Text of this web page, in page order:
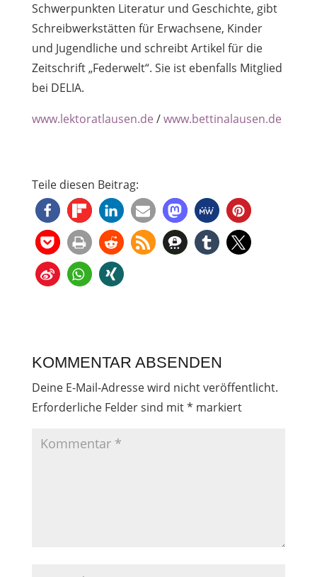
Schwerpunkten Literatur und Geschichte, gibt
Schreibwerkstätten für Erwachsene, Kinder
und Jugendliche und schreibt Artikel für die
Zeitschrift „Federwelt“. Sie ist ebenfalls Mitglied
bei DELIA.
www.lektoratlausen.de /www.bettinalausen.de
Teile diesen Beitrag:
KOMMENTAR ABSENDEN
Deine E-Mail-Adresse wird nicht veröffentlicht.
Erforderliche Felder sind mit* markiert